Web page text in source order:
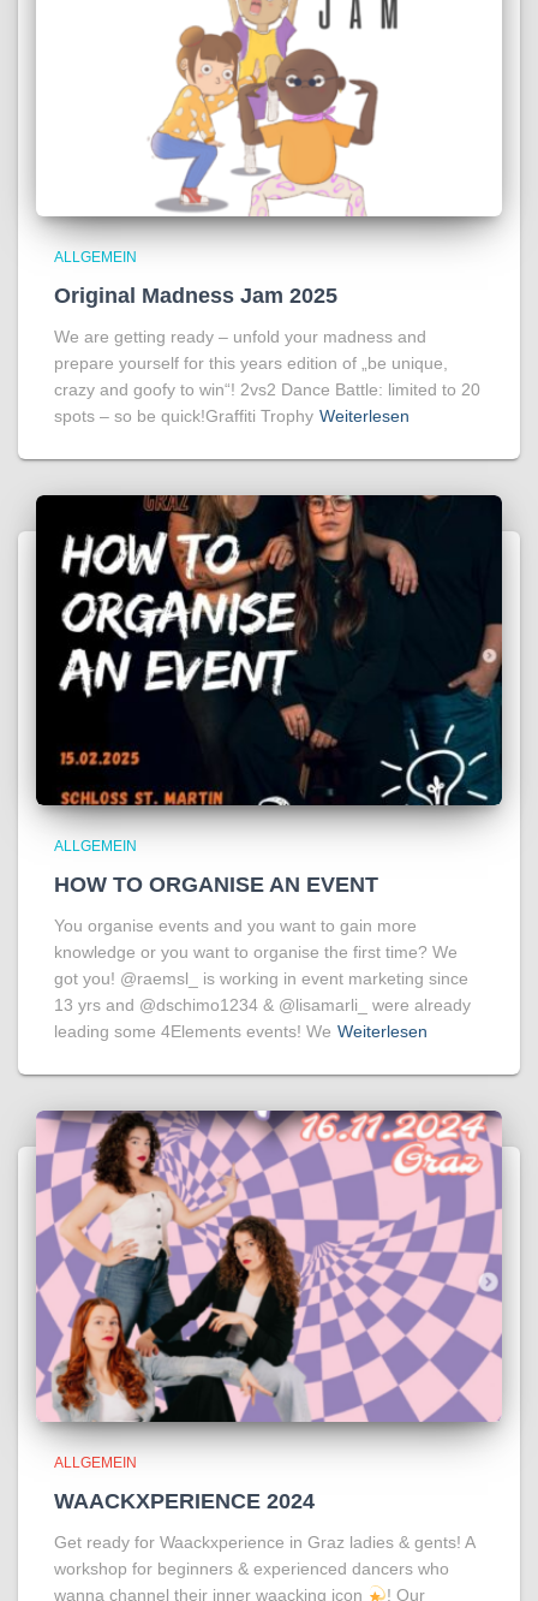
ALLGEMEIN
Original Madness Jam 2025
We are getting ready – unfold your madness and
prepare yourself for this years edition of „be unique,
crazy and goofy to win“! 2vs2 Dance Battle: limited to 20
spots – so be quick!Graffiti Trophy Weiterlesen
ALLGEMEIN
HOW TO ORGANISE AN EVENT
You organise events and you want to gain more
knowledge or you want to organise the first time? We
got you! @raemsl_ is working in event marketing since
13 yrs and @dschimo1234 & @lisamarli_ were already
leading some 4Elements events! We Weiterlesen
ALLGEMEIN
WAACKXPERIENCE 2024
Get ready for Waackxperience in Graz ladies & gents! A
workshop for beginners & experienced dancers who
wanna channel their inner waacking icon
! Our